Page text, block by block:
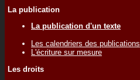
La publication
La publication d'un texte
Les calendriers des publications
L'écriture sur mesure
Les droits